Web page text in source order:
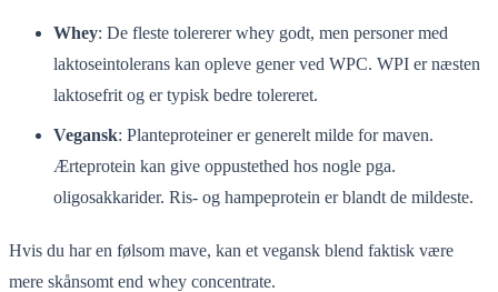
Whey: De fleste tolererer whey godt, men personer med
laktoseintolerans kan opleve gener ved WPC. WPI er næsten
laktosefrit og er typisk bedre tolereret.
Vegansk: Planteproteiner er generelt milde for maven.
Ærteprotein kan give oppustethed hos nogle pga.
oligosakkarider. Ris- og hampeprotein er blandt de mildeste.
Hvis du har en følsom mave, kan et vegansk blend faktisk være
mere skånsomt end whey concentrate.